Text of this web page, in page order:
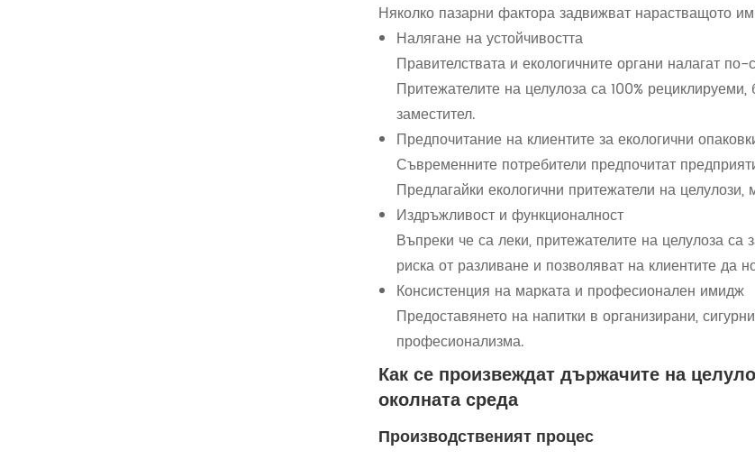
Няколко пазарни фактора задвижват нарастващото
Налягане на устойчивостта
Правителствата и екологичните органи налагат
Притежателите на целулоза са 100%
заместител.
Предпочитание на клиентите за екологични
Съвременните потребители предпочитат
Предлагайки екологични притежатели на
Издръжливост и функционалност
Въпреки че са леки, притежателите на целулоза са
риска от разливане и позволяват на клиентите да
Консистенция на марката и професионален имидж
Предоставянето на напитки в организирани,
професионализма.
Как се произвеждат държачите на
околната среда
Производственият процес